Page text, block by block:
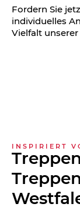
Fordern Sie
individuelles
Vielfalt
INSPIRIERT